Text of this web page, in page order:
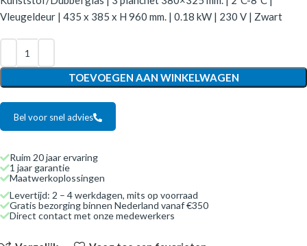
Vleugeldeur | 435 x 385 x H 960 mm. | 0.18 kW | 230 V | Zwart
TOEVOEGEN AAN WINKELWAGEN
Bel voor snel advies
Ruim 20 jaar ervaring
1 jaar garantie
Maatwerkoplossingen
Levertijd: 2 – 4 werkdagen, mits op voorraad
Gratis bezorging binnen Nederland vanaf €350
Direct contact met onze medewerkers